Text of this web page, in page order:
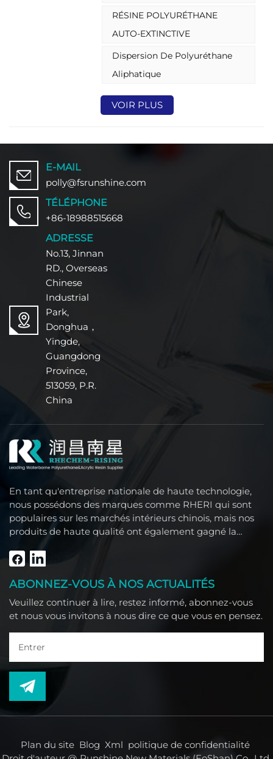
RÉSINE POLYURÉTHANE
AUTO-EXTINCTIVE
Dispersion De Polyuréthane
Aliphatique
VOIR PLUS
E-MAIL
polly@fsrunshine.com
TÉLÉPHONE
+86-18988515668
ADRESSE
No.13, Jinnan
RD., Overseas
Chinese
Industrial
Park,
Donghua，
Yingde,
Guangdong
Province,
513059, P.R.
China
En tant qu'entreprise nationale de haute technologie,
nous possédons des marques comme RHERI qui sont
populaires sur les marchés intérieurs chinois, mais nos
produits de haute qualité ont également gagné la
confiance des clients étrangers comme l'Asie du Sud-
Est, le Moyen-Orient, l'Amérique du Sud, l'Afrique et
ABONNEZ-VOUS À NOS ACTUALITÉS
Veuillez continuer à lire, restez informé, abonnez-vous
et nous vous invitons à nous dire ce que vous en pensez.
Plan du site Blog Xml politique de confidentialité